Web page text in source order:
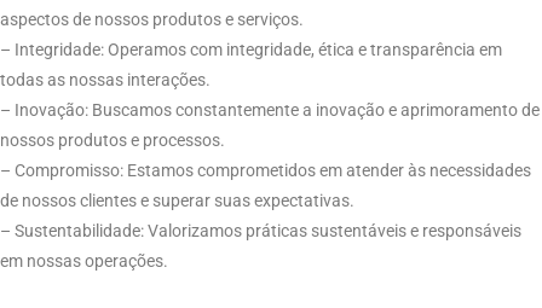
aspectos de nossos produtos e serviços.
– Integridade: Operamos com integridade, ética e transparência em
todas as nossas interações.
– Inovação: Buscamos constantemente a inovação e aprimoramento de
nossos produtos e processos.
– Compromisso: Estamos comprometidos em atender às necessidades
de nossos clientes e superar suas expectativas.
– Sustentabilidade: Valorizamos práticas sustentáveis e responsáveis
em nossas operações.